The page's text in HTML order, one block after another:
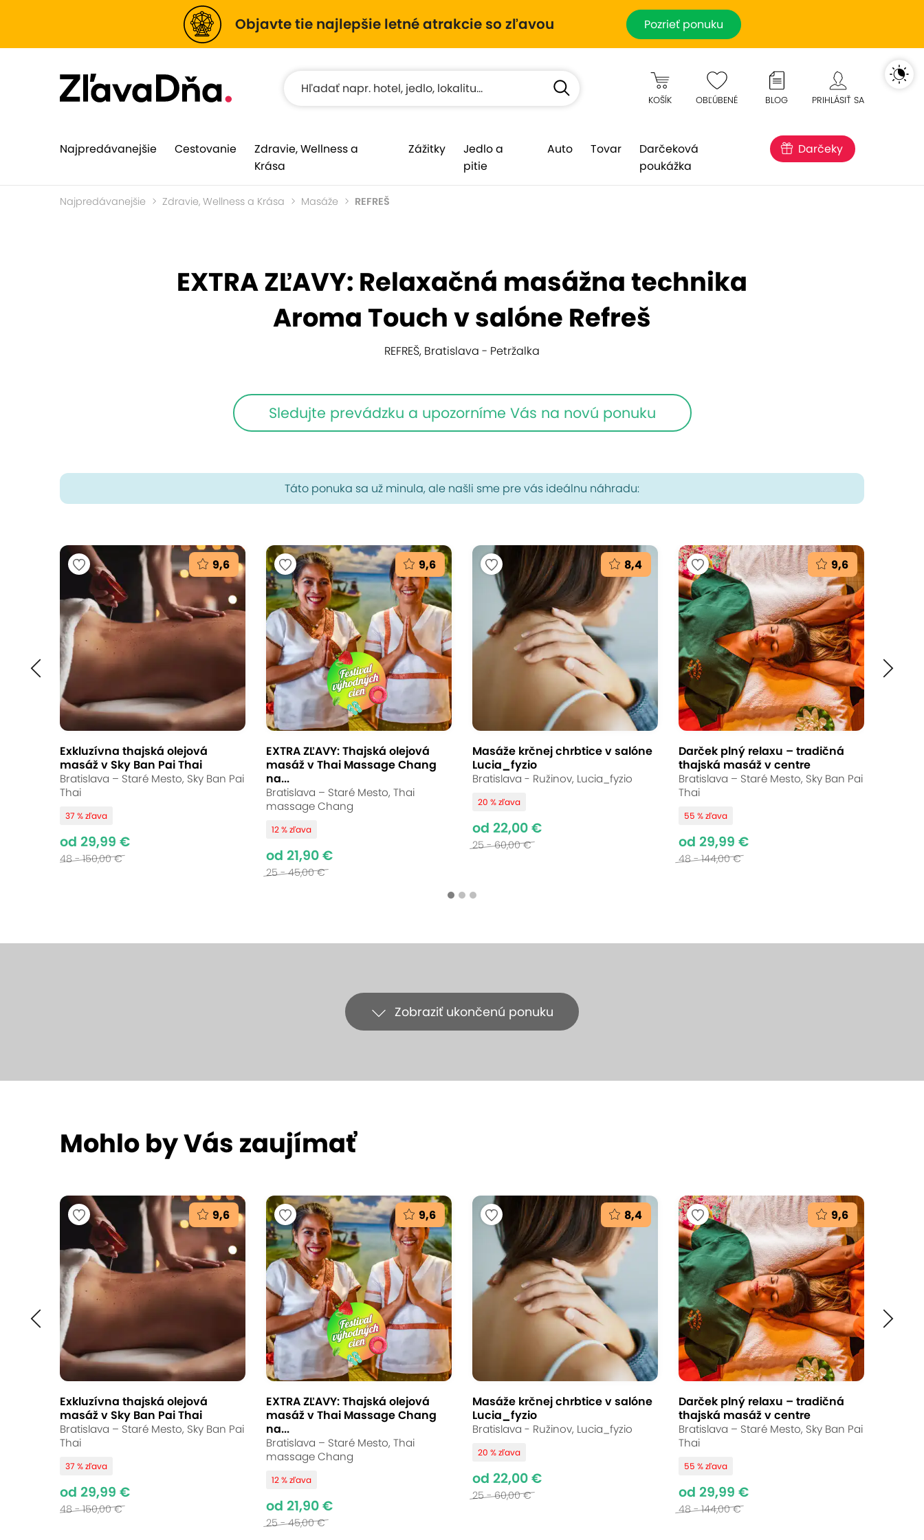
Objavte tie najlepšie letné atrakcie so zľavou Pozrieť ponuku
KOŠÍK OBĽÚBENÉ BLOG PRIHLÁSIŤ SA
Najpredávanejšie Cestovanie
Zdravie, Wellness a
Krása
Zážitky
Jedlo a
pitie
Auto Tovar
Darčeková
poukážka
Darčeky
Najpredávanejšie Zdravie, Wellness a Krása Masáže REFREŠ
EXTRA ZĽAVY: Relaxačná masážna technika
Aroma Touch v salóne Refreš
REFREŠ, Bratislava - Petržalka
Sledujte prevádzku a upozorníme Vás na novú ponuku
Táto ponuka sa už minula, ale našli sme pre vás ideálnu náhradu:
9,6
Exkluzívna thajská olejová
masáž v Sky Ban Pai Thai
Bratislava – Staré Mesto, Sky Ban Pai
Thai
37 % zľava
od 29,99 €
48 - 150,00 €
9,6
EXTRA ZĽAVY: Thajská olejová
masáž v Thai Massage Chang
na...
Bratislava – Staré Mesto, Thai
massage Chang
12 % zľava
od 21,90 €
25 - 45,00 €
8,4
Masáže krčnej chrbtice v salóne
Lucia_fyzio
Bratislava - Ružinov, Lucia_fyzio
20 % zľava
od 22,00 €
25 - 60,00 €
9,6
Darček plný relaxu – tradičná
thajská masáž v centre
Bratislava – Staré Mesto, Sky Ban Pai
Thai
55 % zľava
od 29,99 €
48 - 144,00 €
Zobraziť ukončenú ponuku
EXTRA ZĽAVY: Relaxačná masážna
technika Aroma Touch v salóne Refreš
REFREŠ, Bratislava - Petržalka(mapa)
9.6Vynikajúce hodnotenie
Ukončené
od 29,90 €
Až 23 % zľava Bežná cena: 39,00 €
Spomaľte a doprajte si dokonalý oddych v Refres. AromaTouch technika spája silu esenciálnych olejov a jemného dotyku
pre uvoľnenie tela aj mysle. Ideálna voľba pre každého, kto potrebuje zbaviť sa stresu, napätia a načerpať novú energiu.
Vynikajúce hodnotenie
Prečo si vybrať túto
Mohlo by Vás zaujímať
9,6
Exkluzívna thajská olejová
masáž v Sky Ban Pai Thai
Bratislava – Staré Mesto, Sky Ban Pai
Thai
37 % zľava
od 29,99 €
48 - 150,00 €
9,6
EXTRA ZĽAVY: Thajská olejová
masáž v Thai Massage Chang
na...
Bratislava – Staré Mesto, Thai
massage Chang
12 % zľava
od 21,90 €
25 - 45,00 €
8,4
Masáže krčnej chrbtice v salóne
Lucia_fyzio
Bratislava - Ružinov, Lucia_fyzio
20 % zľava
od 22,00 €
25 - 60,00 €
9,6
Darček plný relaxu – tradičná
thajská masáž v centre
Bratislava – Staré Mesto, Sky Ban Pai
Thai
55 % zľava
od 29,99 €
48 - 144,00 €